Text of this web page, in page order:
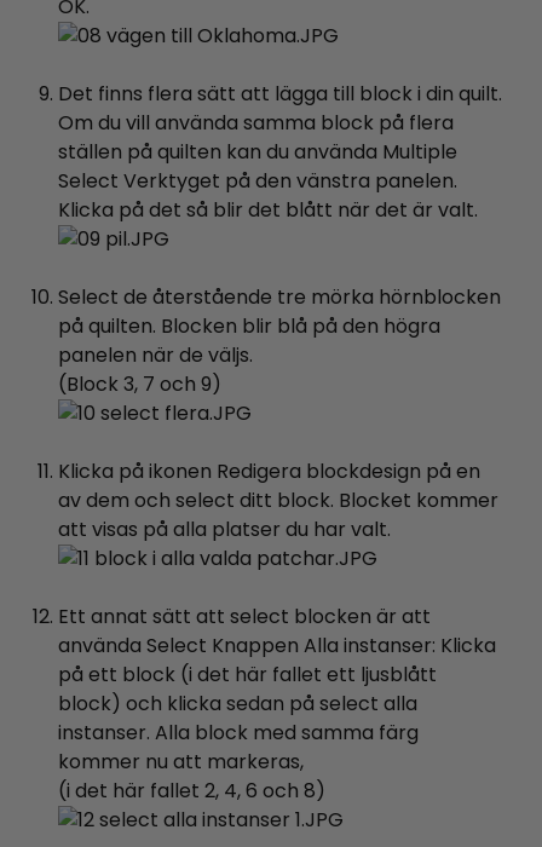
OK.
Det finns flera sätt att lägga till block i din quilt.
Om du vill använda samma block på flera
ställen på quilten kan du använda Multiple
Select Verktyget på den vänstra panelen.
Klicka på det så blir det blått när det är valt.
Select de återstående tre mörka hörnblocken
på quilten. Blocken blir blå på den högra
panelen när de väljs.
(Block 3, 7 och 9)
Klicka på ikonen Redigera blockdesign på en
av dem och select ditt block. Blocket kommer
att visas på alla platser du har valt.
Ett annat sätt att select blocken är att
använda Select Knappen Alla instanser: Klicka
på ett block (i det här fallet ett ljusblått
block) och klicka sedan på select alla
instanser. Alla block med samma färg
kommer nu att markeras,
(i det här fallet 2, 4, 6 och 8)